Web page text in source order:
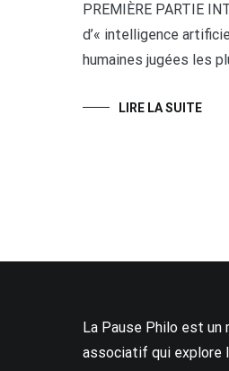
PREMIÈRE PARTIE
d’« intelligence
humaines jugées les
LIRE LA SUITE
La Pause Philo est un
associatif qui explore